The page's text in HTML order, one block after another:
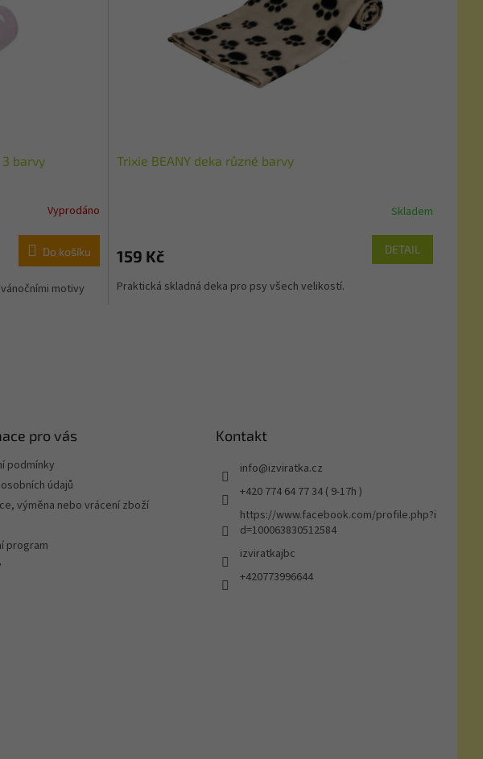
3 barvy
Vyprodáno
Do košíku
motivy
Trixie BEANY deka různé barvy
Skladem
159 Kč DETAIL
Praktická skladná deka pro psy všech velikostí.
pro vás
podmínky
údajů
výměna nebo vrácení zboží
program
Kontakt
info@izviratka.cz
+420 774 64 77 34 ( 9-17h )
https://www.facebook.com/profile.php?i
d=100063830512584
izviratkajbc
+420773996644